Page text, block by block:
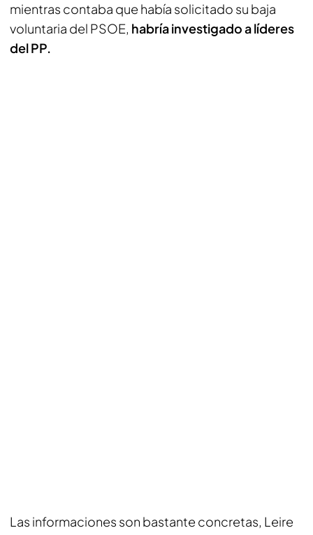
mientras contaba que había solicitado su baja
voluntaria del PSOE, habría investigado a líderes
del PP.
Las informaciones son bastante concretas, Leire